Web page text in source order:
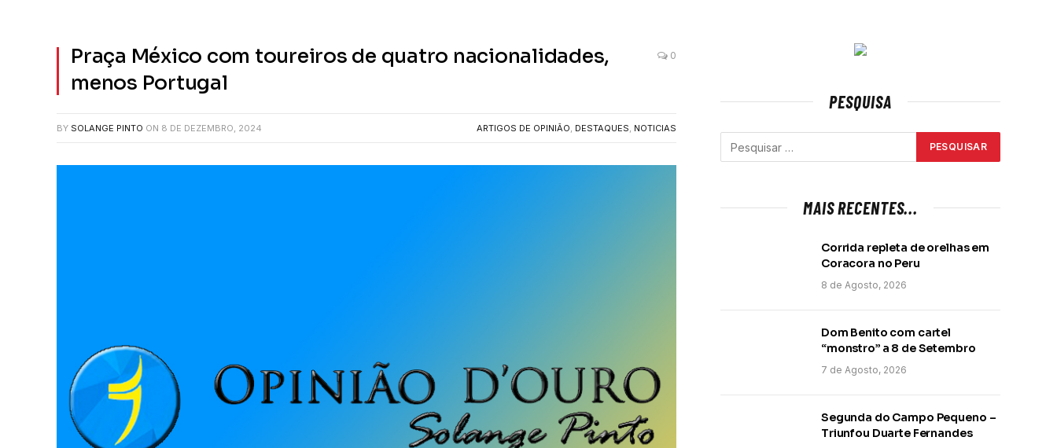
Praça México com toureiros de quatro nacionalidades,
menos Portugal
0
BY SOLANGE PINTO ON 8 DE DEZEMBRO, 2024 ARTIGOS DE OPINIÃO, DESTAQUES, NOTICIAS
PESQUISA
MAIS RECENTES...
Corrida repleta de orelhas em
Coracora no Peru
8 de Agosto, 2026
Dom Benito com cartel
“monstro” a 8 de Setembro
7 de Agosto, 2026
Segunda do Campo Pequeno –
Triunfou Duarte Fernandes